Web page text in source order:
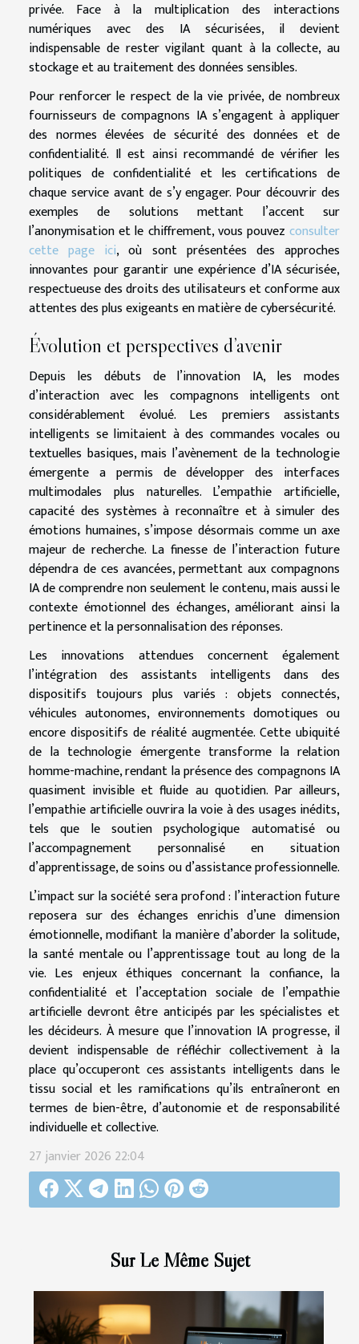
Sur Le Même Sujet
privée. Face à la multiplication des interactions
numériques avec des IA sécurisées, il devient
indispensable de rester vigilant quant à la collecte, au
stockage et au traitement des données sensibles.
Pour renforcer le respect de la vie privée, de nombreux
fournisseurs de compagnons IA s’engagent à appliquer
des normes élevées de sécurité des données et de
confidentialité. Il est ainsi recommandé de vérifier les
politiques de confidentialité et les certifications de
chaque service avant de s’y engager. Pour découvrir des
exemples de solutions mettant l’accent sur
l’anonymisation et le chiffrement, vous pouvez consulter
cette page ici, où sont présentées des approches
innovantes pour garantir une expérience d’IA sécurisée,
respectueuse des droits des utilisateurs et conforme aux
attentes des plus exigeants en matière de cybersécurité.
Évolution et perspectives d’avenir
Depuis les débuts de l’innovation IA, les modes
d’interaction avec les compagnons intelligents ont
considérablement évolué. Les premiers assistants
intelligents se limitaient à des commandes vocales ou
textuelles basiques, mais l’avènement de la technologie
émergente a permis de développer des interfaces
multimodales plus naturelles. L’empathie artificielle,
capacité des systèmes à reconnaître et à simuler des
émotions humaines, s’impose désormais comme un axe
majeur de recherche. La finesse de l’interaction future
dépendra de ces avancées, permettant aux compagnons
IA de comprendre non seulement le contenu, mais aussi le
contexte émotionnel des échanges, améliorant ainsi la
pertinence et la personnalisation des réponses.
Les innovations attendues concernent également
l’intégration des assistants intelligents dans des
dispositifs toujours plus variés : objets connectés,
véhicules autonomes, environnements domotiques ou
encore dispositifs de réalité augmentée. Cette ubiquité
de la technologie émergente transforme la relation
homme-machine, rendant la présence des compagnons IA
quasiment invisible et fluide au quotidien. Par ailleurs,
l’empathie artificielle ouvrira la voie à des usages inédits,
tels que le soutien psychologique automatisé ou
l’accompagnement personnalisé en situation
d’apprentissage, de soins ou d’assistance professionnelle.
L’impact sur la société sera profond : l’interaction future
reposera sur des échanges enrichis d’une dimension
émotionnelle, modifiant la manière d’aborder la solitude,
la santé mentale ou l’apprentissage tout au long de la
vie. Les enjeux éthiques concernant la confiance, la
confidentialité et l’acceptation sociale de l’empathie
artificielle devront être anticipés par les spécialistes et
les décideurs. À mesure que l’innovation IA progresse, il
devient indispensable de réfléchir collectivement à la
place qu’occuperont ces assistants intelligents dans le
tissu social et les ramifications qu’ils entraîneront en
termes de bien-être, d’autonomie et de responsabilité
individuelle et collective.
27 janvier 2026 22:04